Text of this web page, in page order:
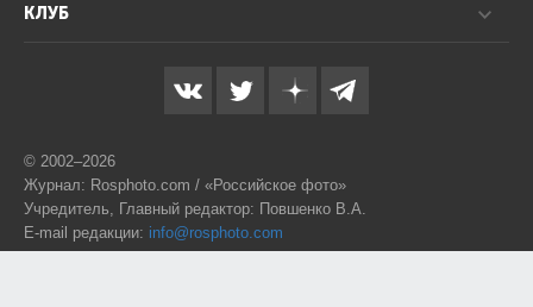
КЛУБ
© 2002–2026
Журнал: Rosphoto.com / «Российское фото»
Учредитель, Главный редактор: Повшенко В.А.
E-mail редакции: info@rosphoto.com